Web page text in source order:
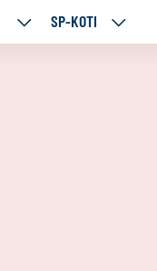
OUR
SP-KOTI
SP-